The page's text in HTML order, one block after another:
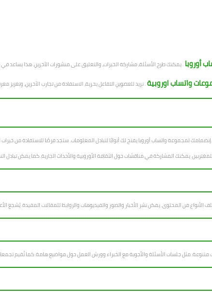
أوروبا
واتساب اوروبية
إنضمامك لمجموعة واتساب أوروبا يفتح لك أبوابًا لتبادل المعلومات. ستجد فرصًا للاستفادة من خبرات الآخرين وتعلم جديد كل يوم.